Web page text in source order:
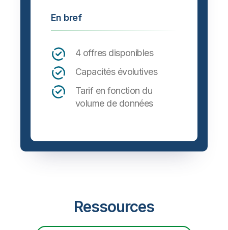
En bref
4 offres disponibles
Capacités évolutives
Tarif en fonction du
volume de données
Ressources